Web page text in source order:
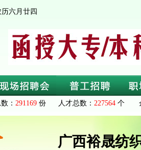
六月廿四
： 291169 份 人才总数： 227564 个 企
广西裕晟纺